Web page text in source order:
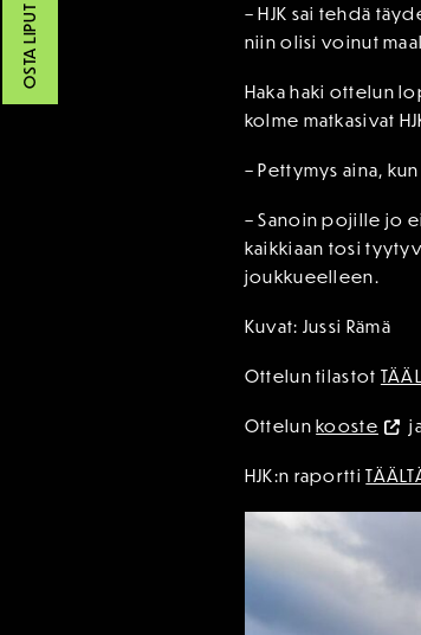
– HJK sai tehdä
niin olisi voinut
Haka haki ottelun
kolme matkasivat
– Pettymys aina,
– Sanoin pojille jo
kaikkiaan tosi
joukkueelleen.
Kuvat: Jussi Rämä
Ottelun tilastot
Ottelunkooste
HJK:n raportti
OSTA LIPUT